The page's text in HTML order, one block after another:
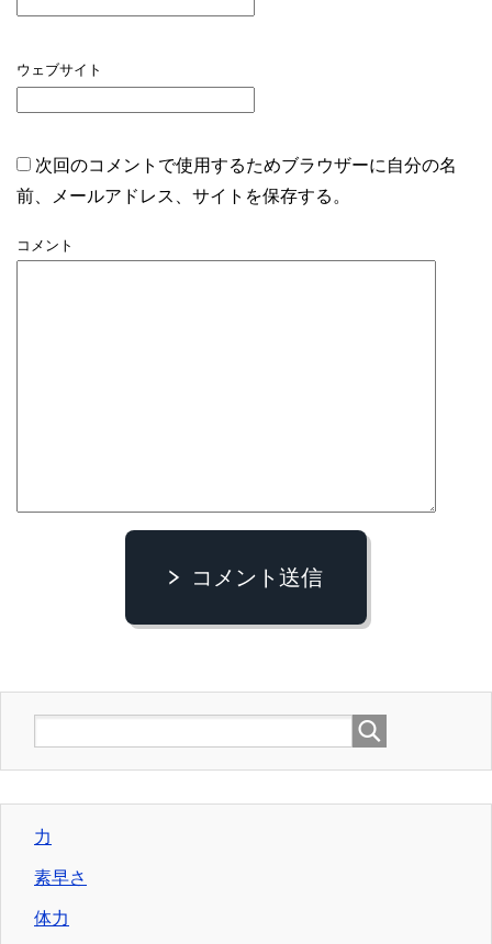
ウェブサイト
次回のコメントで使用するためブラウザーに自分の名
前、メールアドレス、サイトを保存する。
コメント
コメント送信
力
素早さ
体力